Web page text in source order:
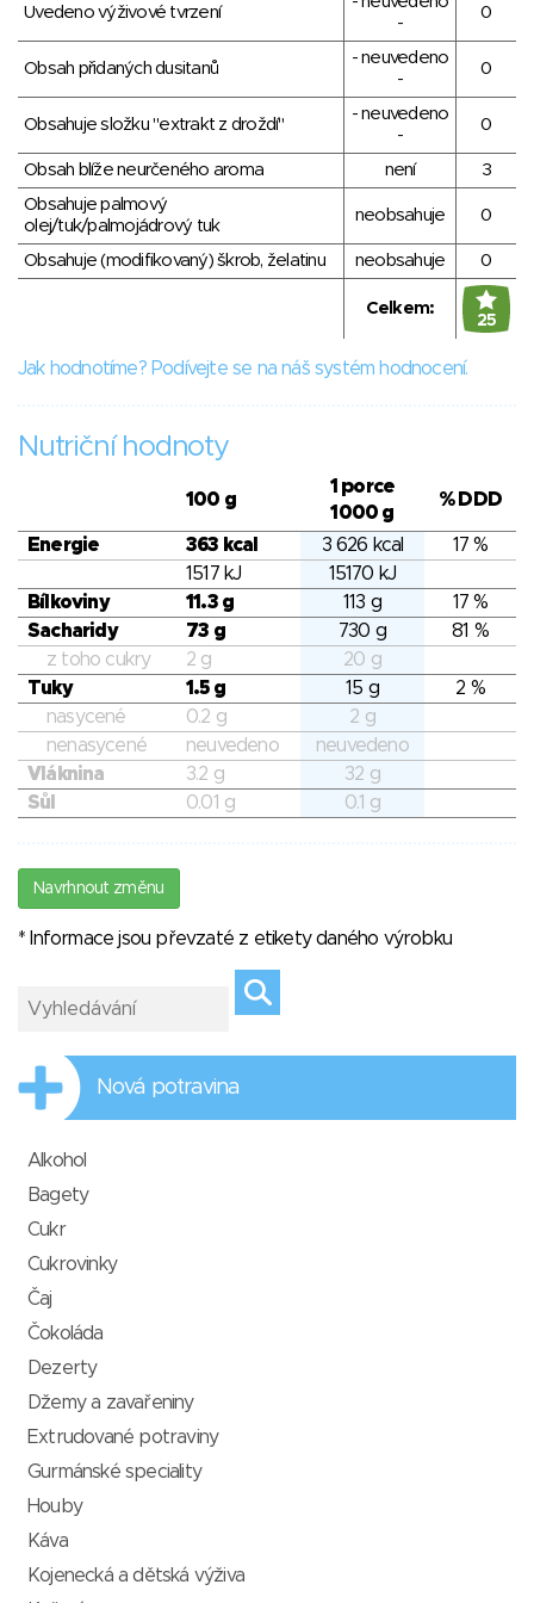
Uvedeno výživové tvrzení
-
0
Obsah přidaných dusitanů
- neuvedeno
-
0
Obsahuje složku "extrakt z droždí"
- neuvedeno
-
0
Obsah blíže neurčeného aroma není
3
Obsahuje palmový
olej/tuk/palmojádrový tuk
neobsahuje 0
Obsahuje (modifikovaný) škrob, želatinu neobsahuje 0
Celkem:
25
Jak hodnotíme? Podívejte se na náš systém hodnocení.
Nutriční hodnoty
100 g
1 porce
1000 g
% DDD
Energie 363 kcal 3 626 kcal
17 %
1517 kJ
15170 kJ
Bílkoviny
11.3 g 113 g
17 %
Sacharidy
73 g 730 g
81 %
z toho cukry
2 g
20 g
Tuky
1.5 g 15 g
2 %
nasycené
0.2 g
2 g
nenasycené
neuvedeno
neuvedeno
Vláknina
3.2 g
32 g
Sůl
0.01 g 0.1 g
Navrhnout změnu
* Informace jsou převzaté z etikety daného výrobku
Nová potravina
Alkohol
Bagety
Cukr
Cukrovinky
Čaj
Čokoláda
Dezerty
Džemy a zavařeniny
Extrudované potraviny
Gurmánské speciality
Houby
Káva
Kojenecká a dětská výživa